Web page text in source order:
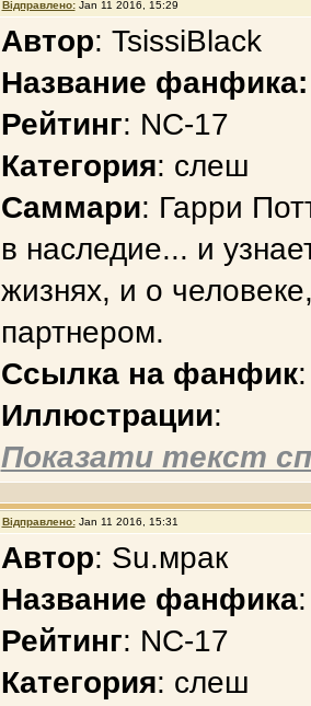
Відправлено: Jan 11 2016, 15:29
Автор: TsissiBlack
Название фанфика:
Рейтинг: NC-17
Категория: слеш
Саммари: Гарри
в наследие... и
жизнях, и о
партнером.
Ссылка на фанфик
Иллюстрации:
Показати текст
Відправлено: Jan 11 2016, 15:31
Автор: Su.мрак
Название фанфика
Рейтинг: NC-17
Категория: слеш